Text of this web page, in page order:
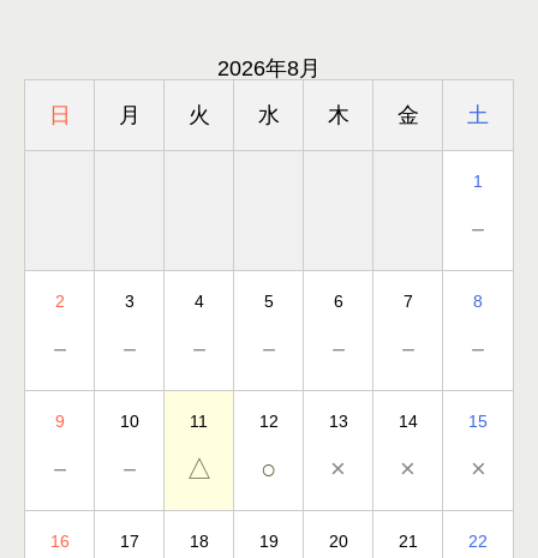
2026年8月
日
月 火 水 木 金 土
1
－
2
－
3
－
4
－
5
－
6
－
7
－
8
－
9
－
10
－
11
△
12
○
13
×
14
×
15
×
16 17 18 19 20 21 22